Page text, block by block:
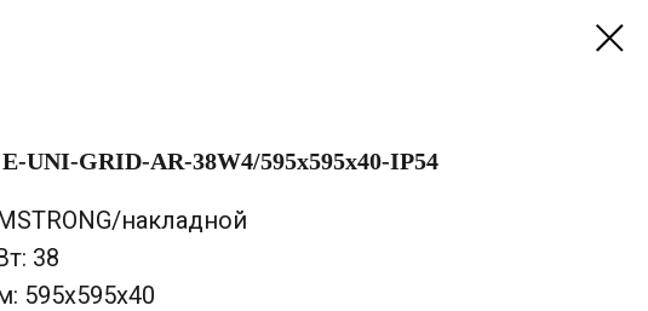
UNI-GRID-AR-38W4/595х595х40-IP54
накладной
38
595х595х40